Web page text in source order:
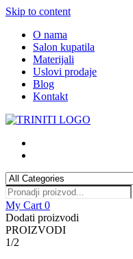
Skip to content
O nama
Salon kupatila
Materijali
Uslovi prodaje
Blog
Kontakt
My Cart 0
Dodati proizvodi
PROIZVODI
1/2